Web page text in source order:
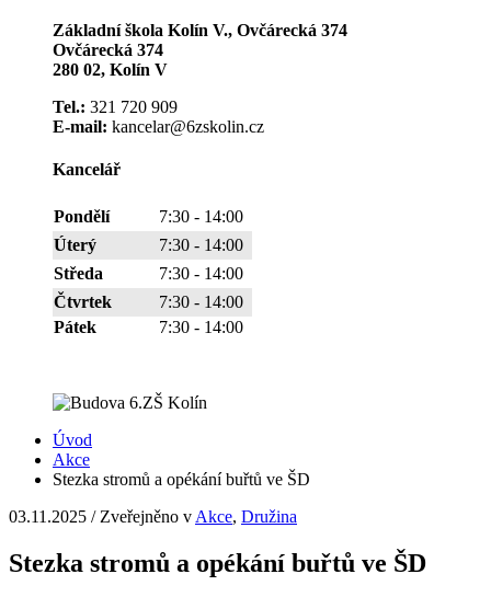
Základní škola Kolín V., Ovčárecká 374
Ovčárecká 374
280 02, Kolín V
Tel.: 321 720 909
E-mail: kancelar@6zskolin.cz
Kancelář
Pondělí
7:30 - 14:00
Úterý
7:30 - 14:00
Středa
7:30 - 14:00
Čtvrtek
7:30 - 14:00
Pátek
7:30 - 14:00
Úvod
Akce
Stezka stromů a opékání buřtů ve ŠD
03.11.2025 / Zveřejněno v Akce, Družina
Stezka stromů a opékání buřtů ve ŠD